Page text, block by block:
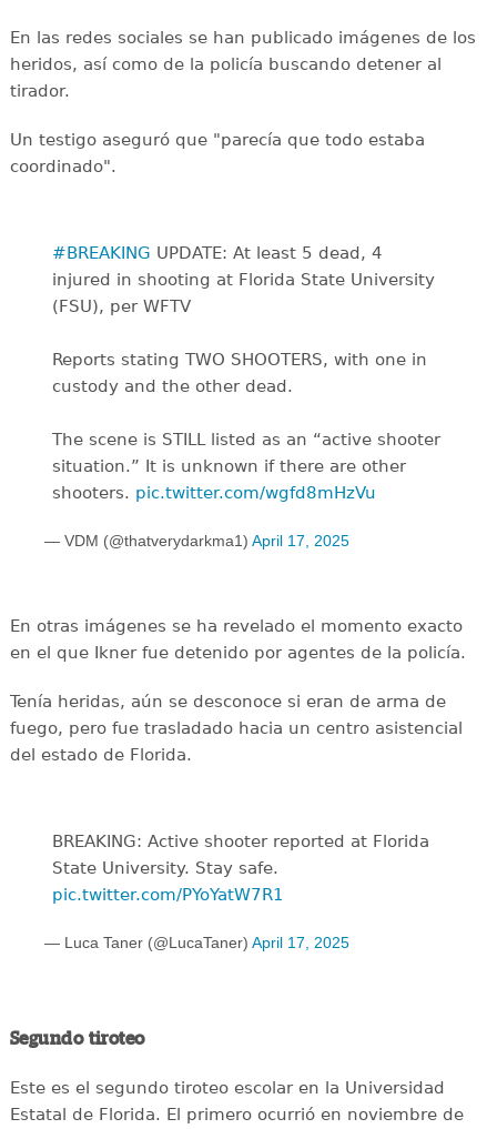
En las redes sociales se han publicado imágenes de los
heridos, así como de la policía buscando detener al
tirador.
Un testigo aseguró que "parecía que todo estaba
coordinado".
#BREAKING UPDATE: At least 5 dead, 4
injured in shooting at Florida State University
(FSU), per WFTV
Reports stating TWO SHOOTERS, with one in
custody and the other dead.
The scene is STILL listed as an “active shooter
situation.” It is unknown if there are other
shooters. pic.twitter.com/wgfd8mHzVu
— VDM (@thatverydarkma1) April 17, 2025
En otras imágenes se ha revelado el momento exacto
en el que Ikner fue detenido por agentes de la policía.
Tenía heridas, aún se desconoce si eran de arma de
fuego, pero fue trasladado hacia un centro asistencial
del estado de Florida.
BREAKING: Active shooter reported at Florida
State University. Stay safe.
pic.twitter.com/PYoYatW7R1
— Luca Taner (@LucaTaner) April 17, 2025
Segundo tiroteo
Este es el segundo tiroteo escolar en la Universidad
Estatal de Florida. El primero ocurrió en noviembre de